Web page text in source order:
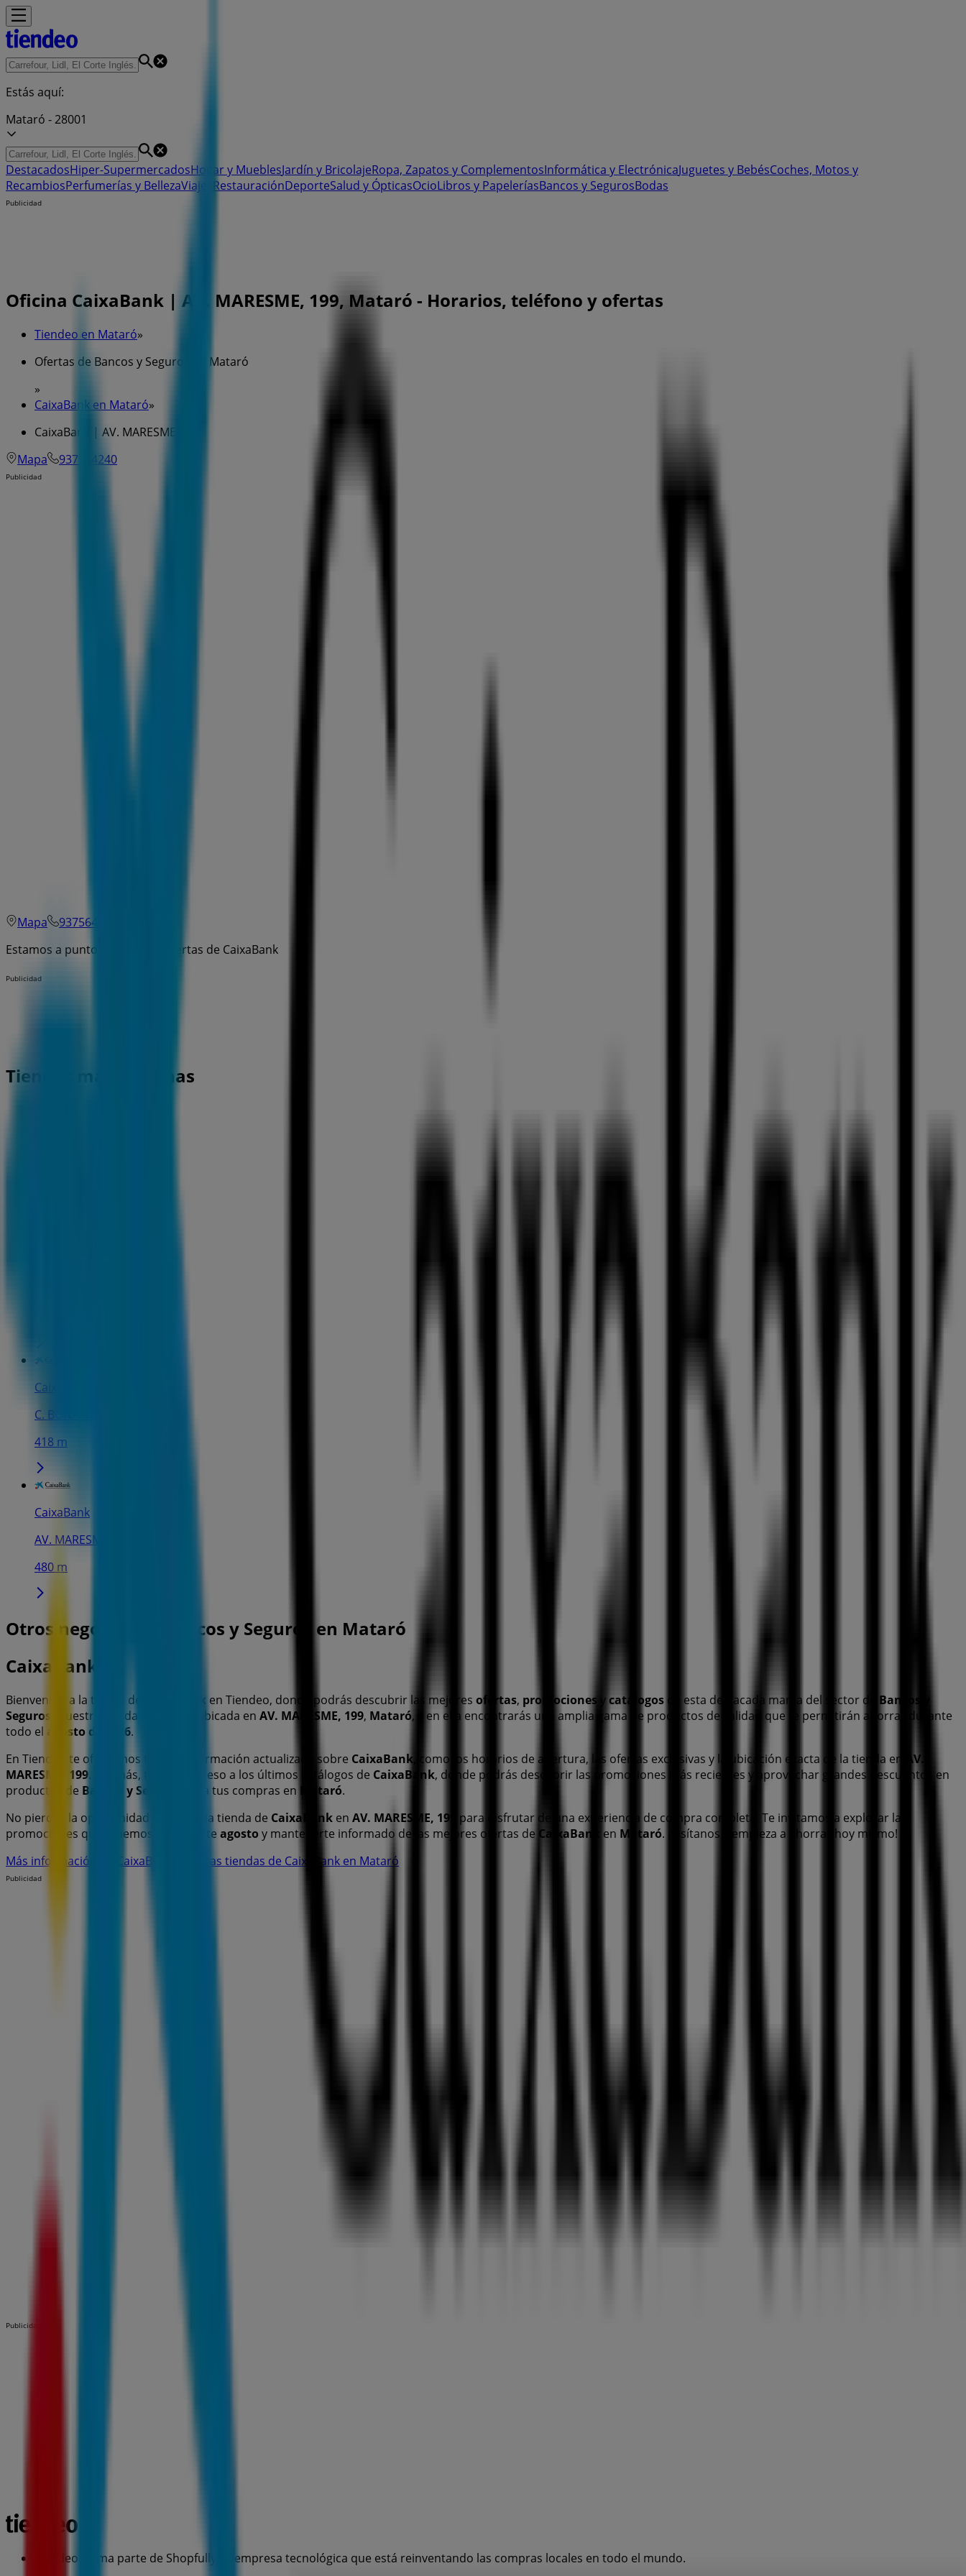
Estás aquí:
Mataró - 28001
DestacadosHiper-SupermercadosHogar y MueblesJardín y BricolajeRopa, Zapatos y ComplementosInformática y ElectrónicaJuguetes y BebésCoches, Motos y
RecambiosPerfumerías y BellezaViajes RestauraciónDeporteSalud y ÓpticasOcioLibros y PapeleríasBancos y SegurosBodas
Publicidad
Oficina CaixaBank | AV. MARESME, 199, Mataró - Horarios, teléfono y ofertas
Tiendeo en Mataró»
Ofertas de Bancos y Seguros en Mataró
»
CaixaBank en Mataró»
CaixaBank | AV. MARESME, 199
Mapa
937564240
Publicidad
Mapa
937564240
Estamos a punto de publicar ofertas de CaixaBank
Publicidad
Tiendas más cercanas
CaixaBank
C. BONAIRE, 33-35, Mataró
418 m
CaixaBank
AV. MARESME, 199, Mataró
480 m
Otros negocios de Bancos y Seguros en Mataró
CaixaBank
Bienvenido a la tienda de CaixaBank en Tiendeo, donde podrás descubrir las mejores ofertas, promociones y catálogos de esta destacada marca del sector de Bancos y
Seguros
. Nuestra tienda física está ubicada en AV. MARESME, 199, Mataró, y en ella encontrarás una amplia gama de productos de calidad que te permitirán ahorrar durante
todo el
agosto de 2026.
En Tiendeo te ofrecemos toda la información actualizada sobre CaixaBank , como los horarios de apertura, las ofertas exclusivas y la ubicación exacta de la tienda en
AV.
MARESME, 199. Además, tendrás acceso a los últimos catálogos de CaixaBank, donde podrás descubrir las promociones más recientes y aprovechar grandes descuentos en
productos de Bancos y Seguros para tus compras en Mataró.
No pierdas la oportunidad de visitar la tienda de CaixaBank en AV. MARESME, 199
para disfrutar de una experiencia de compra completa. Te invitamos a explorar las
promociones que tenemos para ti este agosto y mantenerte informado de las mejores ofertas de CaixaBank en Mataró. ¡Visítanos y empieza a ahorrar hoy mismo!
Más información de CaixaBank
Ver otras tiendas de CaixaBank en Mataró
Publicidad
Publicidad
Tiendeo forma parte de Shopfully, la empresa tecnológica que está reinventando las compras locales en todo el mundo.